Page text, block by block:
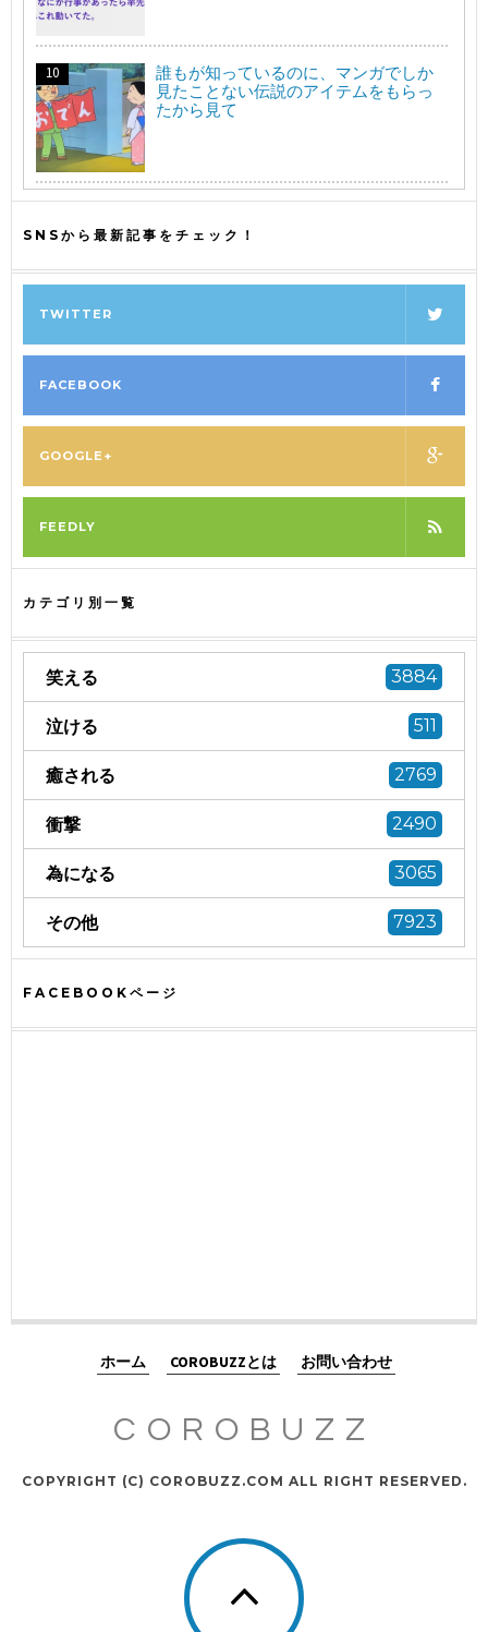
誰もが知っているのに、マンガでしか
見たことない伝説のアイテムをもらっ
たから見て
SNSから最新記事をチェック！
TWITTER
FACEBOOK
GOOGLE+
FEEDLY
カテゴリ別一覧
笑える 3884
泣ける 511
癒される 2769
衝撃 2490
為になる 3065
その他 7923
FACEBOOKページ
ホーム COROBUZZとは お問い合わせ
COROBUZZ
COPYRIGHT (C) COROBUZZ.COM ALL RIGHT RESERVED.